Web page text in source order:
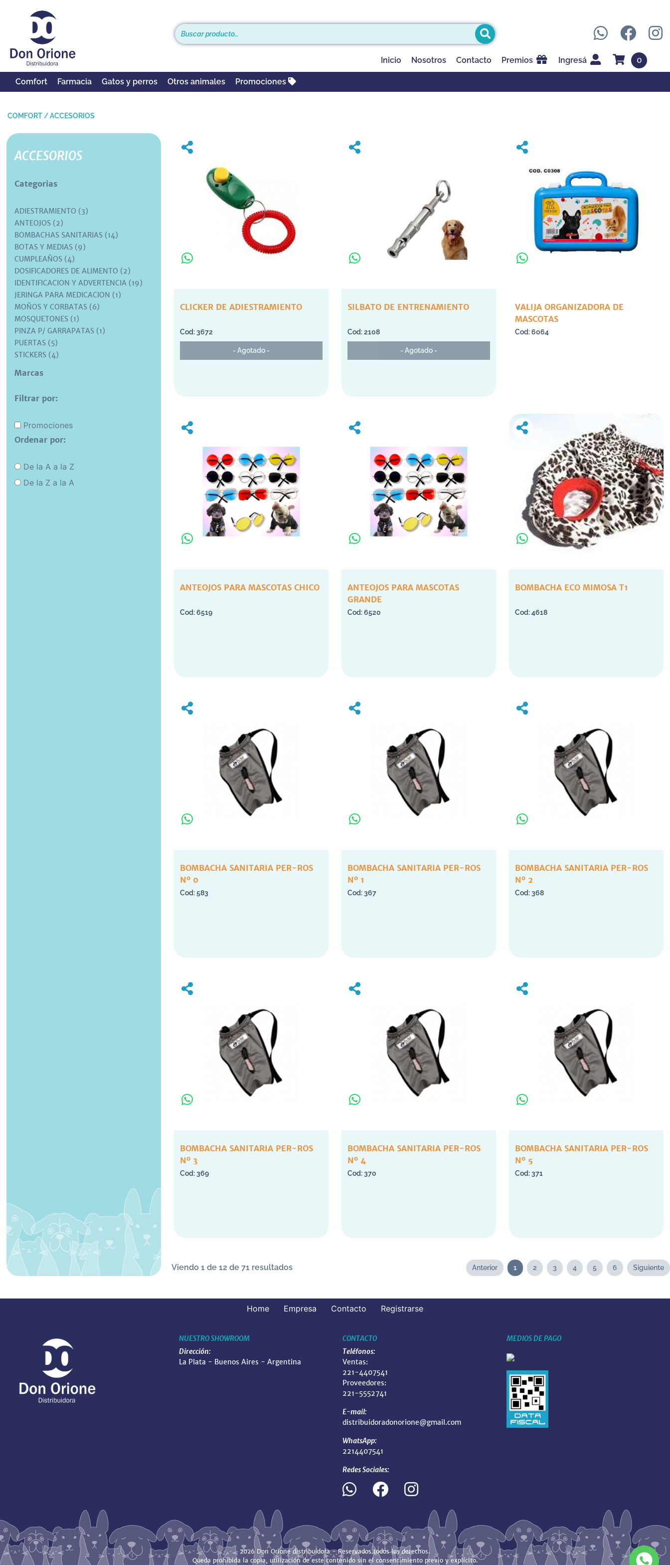
Inicio Nosotros Contacto Premios Ingresá 0
Comfort Farmacia Gatos y perros Otros animales Promociones
COMFORT /ACCESORIOS
ACCESORIOS
Categorias
ADIESTRAMIENTO (3)
ANTEOJOS (2)
BOMBACHAS SANITARIAS (14)
BOTAS Y MEDIAS (9)
CUMPLEAÑOS (4)
DOSIFICADORES DE ALIMENTO (2)
IDENTIFICACION Y ADVERTENCIA (19)
JERINGA PARA MEDICACION (1)
MOÑOS Y CORBATAS (6)
MOSQUETONES (1)
PINZA P/ GARRAPATAS (1)
PUERTAS (5)
STICKERS (4)
Marcas
Filtrar por:
Promociones
Ordenar por:
De la A a la Z
De la Z a la A
CLICKER DE ADIESTRAMIENTO
3672
- Agotado -
SILBATO DE ENTRENAMIENTO
2108
- Agotado -
VALIJA ORGANIZADORA DE
MASCOTAS
6064
ANTEOJOS PARA MASCOTAS CHICO
6519
ANTEOJOS PARA MASCOTAS
GRANDE
6520
BOMBACHA ECO MIMOSA T1
4618
BOMBACHA SANITARIA PER-ROS
Nº 0
583
BOMBACHA SANITARIA PER-ROS
Nº 1
367
BOMBACHA SANITARIA PER-ROS
Nº 2
368
BOMBACHA SANITARIA PER-ROS
Nº 3
369
BOMBACHA SANITARIA PER-ROS
Nº 4
370
BOMBACHA SANITARIA PER-ROS
Nº 5
371
Viendo 1 de 12 de 71 resultados Anterior 1 2 3 4 5 6 Siguiente
Home Empresa Contacto Registrarse
NUESTRO SHOWROOM
Dirección:
La Plata - Buenos Aires - Argentina
CONTACTO
Teléfonos:
Ventas:
221-4407541
Proveedores:
221-5552741
E-mail:
distribuidoradonorione@gmail.com
WhatsApp:
2214407541
Redes Sociales:
MEDIOS DE PAGO
2026 Don Orione distribuidora - Reservados todos los derechos.
Queda prohibida la copia, utilización de este contenido sin el consentimiento previo y explícito.